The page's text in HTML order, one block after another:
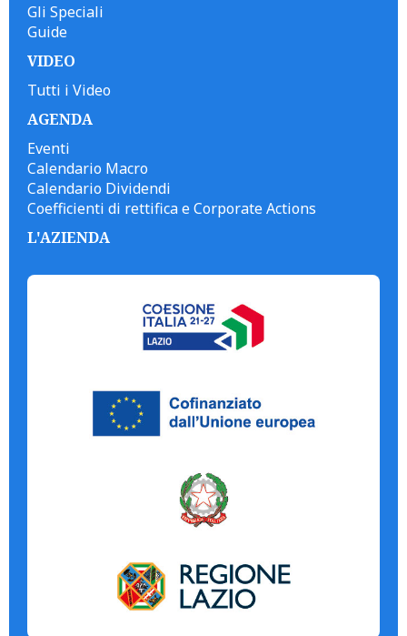
Gli Speciali
Guide
VIDEO
Tutti i Video
AGENDA
Eventi
Calendario Macro
Calendario Dividendi
Coefficienti di rettifica e Corporate Actions
L'AZIENDA